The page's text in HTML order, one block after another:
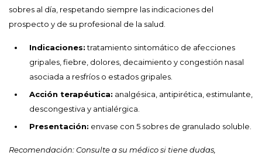
sobres al día, respetando siempre las indicaciones del
prospecto y de su profesional de la salud.
Indicaciones:tratamiento sintomático de afecciones
gripales, fiebre, dolores, decaimiento y congestión nasal
asociada a resfríos o estados gripales.
Acción terapéutica: analgésica, antipirética, estimulante,
descongestiva y antialérgica.
Presentación: envase con 5 sobres de granulado soluble.
Recomendación: Consulte a su médico si tiene dudas,